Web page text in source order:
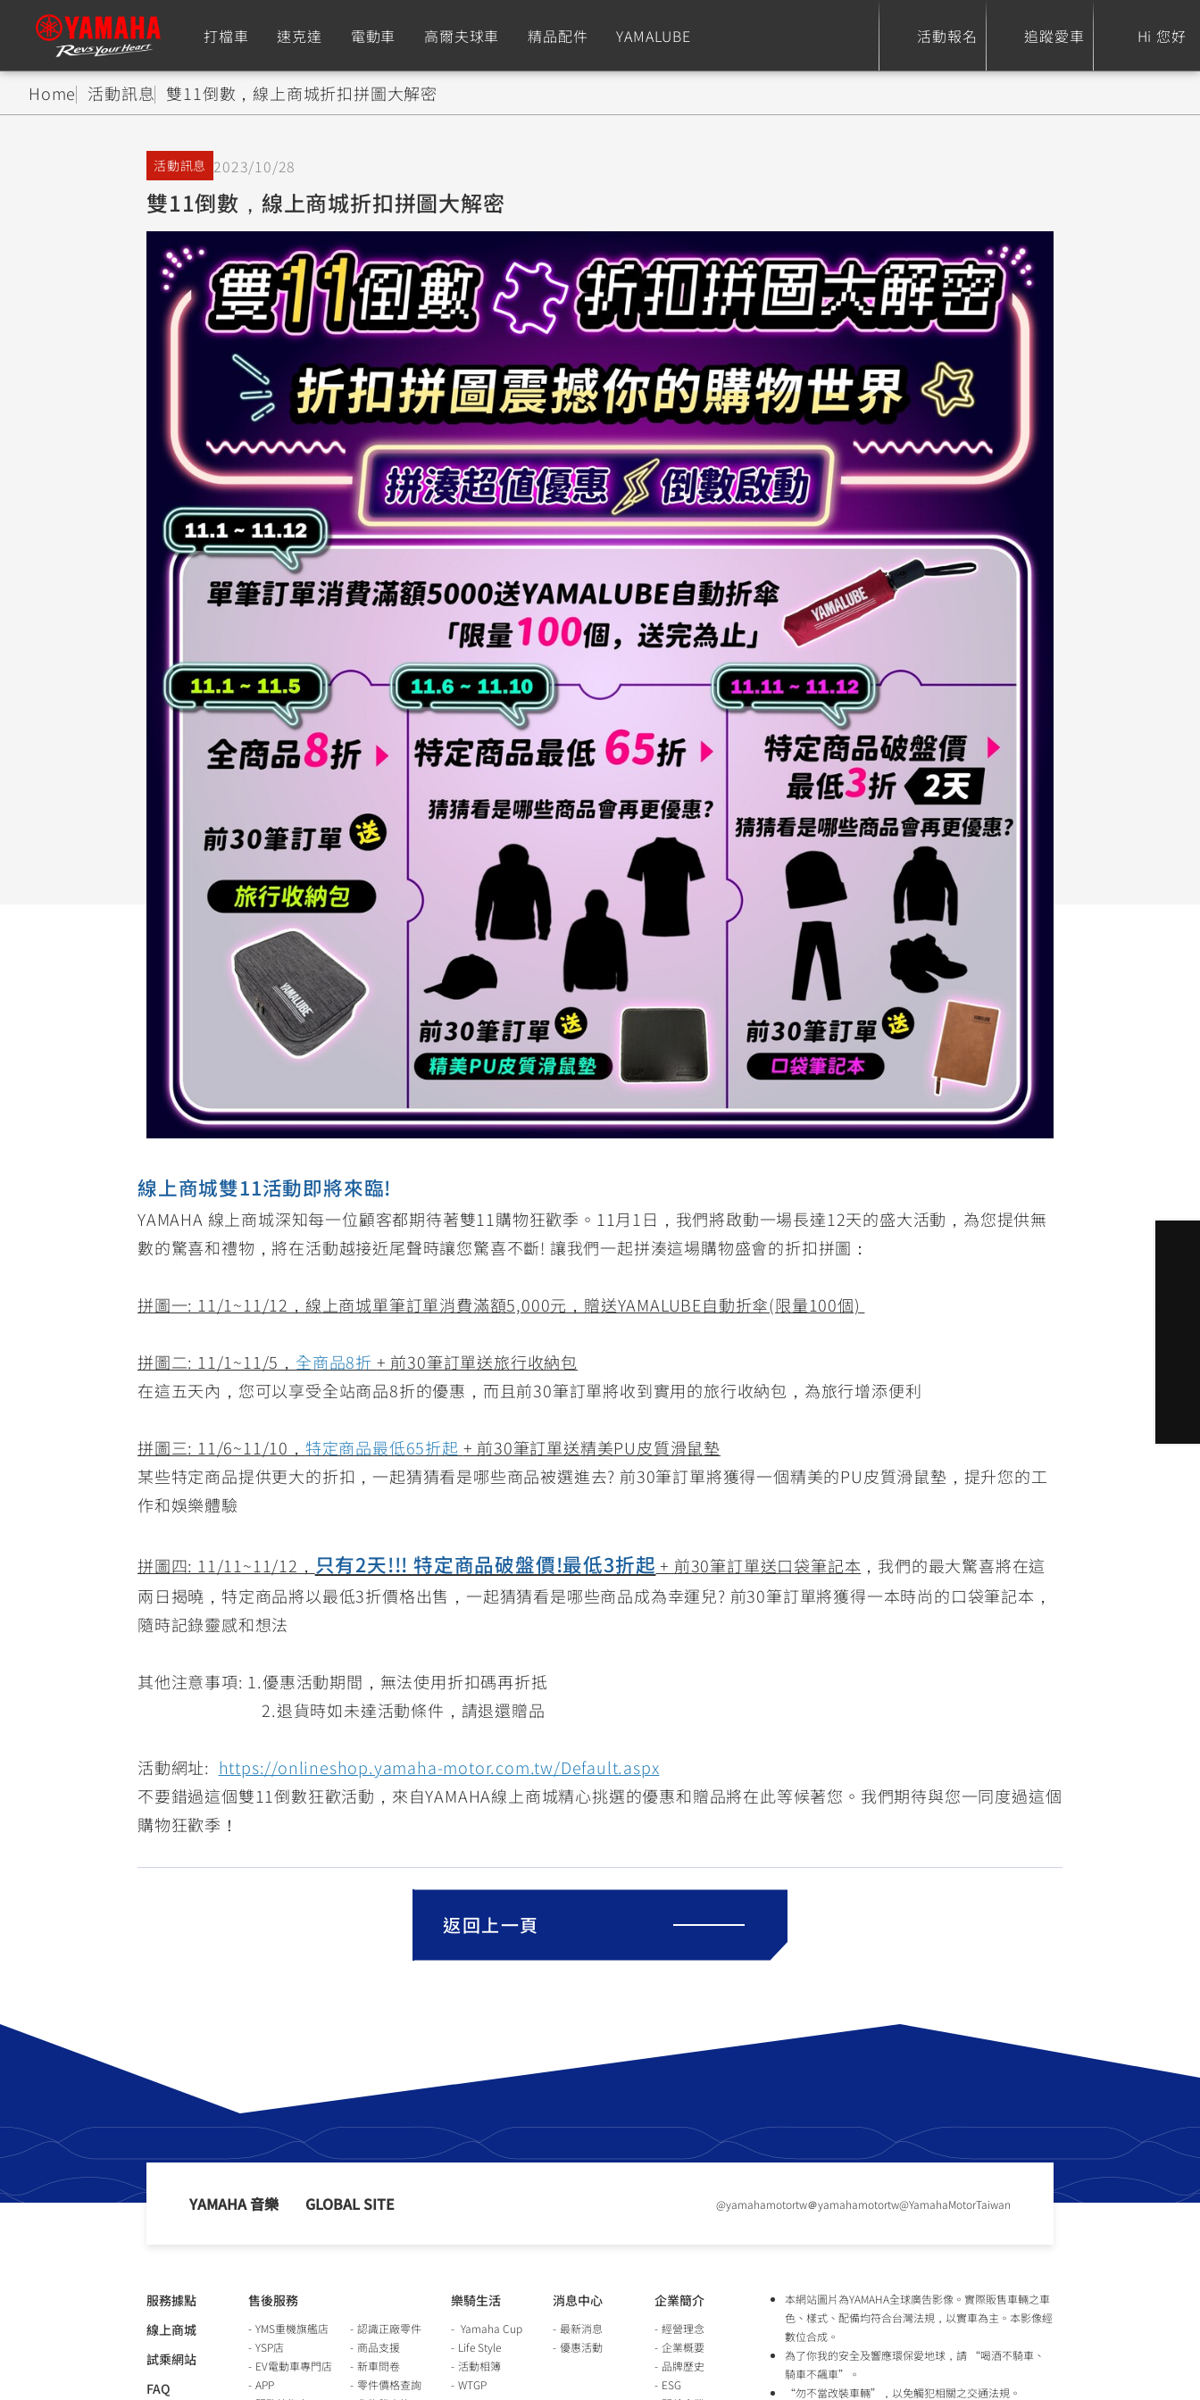
打檔車 速克達 電動車 高爾夫球車 精品配件 YAMALUBE 活動報名 追蹤愛車 Hi 您好
Super Sport
YZF-R9
YZF-R7
550+
YZF-R3
251~549
YZF-R15
150
MT-09 Y-AMT
MT-07 Y-AMT
550+
MT-07
550+
MT-03
251~549
MT-15
150
XSR 155
150
FZ-X
150
Premium
TMAX
XMAX
251~549
NMAX
150
AUGUR
150
CYGNUS XR
CYGNUS X
125
FORCE 2.0
150
RS NEO
125
Vinoora
125
PW50
50
JOG
125
追蹤愛車
我的愛車
Home 活動訊息 雙11倒數，線上商城折扣拼圖大解密
活動訊息 2023/10/28
雙11倒數，線上商城折扣拼圖大解密
線上商城雙11活動即將來臨!
YAMAHA 線上商城深知每一位顧客都期待著雙11購物狂歡季。11月1日，我們將啟動一場長達12天的盛大活動，為您提供無
數的驚喜和禮物，將在活動越接近尾聲時讓您驚喜不斷! 讓我們一起拼湊這場購物盛會的折扣拼圖：
拼圖一: 11/1~11/12，線上商城單筆訂單消費滿額5,000元，贈送YAMALUBE自動折傘(限量100個)
拼圖二: 11/1~11/5， 全商品8折 + 前30筆訂單送旅行收納包
在這五天內，您可以享受全站商品8折的優惠，而且前30筆訂單將收到實用的旅行收納包，為旅行增添便利
拼圖三: 11/6~11/10， 特定商品最低65折起 + 前30筆訂單送精美PU皮質滑鼠墊
某些特定商品提供更大的折扣，一起猜猜看是哪些商品被選進去? 前30筆訂單將獲得一個精美的PU皮質滑鼠墊，提升您的工
作和娛樂體驗
拼圖四: 11/11~11/12， 只有2天!!! 特定商品破盤價!最低3折起 + 前30筆訂單送口袋筆記本 ，我們的最大驚喜將在這
兩日揭曉，特定商品將以最低3折價格出售，一起猜猜看是哪些商品成為幸運兒? 前30筆訂單將獲得一本時尚的口袋筆記本，
隨時記錄靈感和想法
其他注意事項: 1.優惠活動期間，無法使用折扣碼再折抵
2.退貨時如未達活動條件，請退還贈品
活動網址: https://onlineshop.yamaha-motor.com.tw/Default.aspx
不要錯過這個雙11倒數狂歡活動，來自YAMAHA線上商城精心挑選的優惠和贈品將在此等候著您。我們期待與您一同度過這個
購物狂歡季！
返回上一頁
YAMAHA 音樂 GLOBAL SITE @yamahamotortw＠yamahamotortw@YamahaMotorTaiwan
服務據點
線上商城
試乘網站
FAQ
售後服務
YMS重機旗艦店
YSP店
EV電動車專門店
APP
認識正廠零件
商品支援
新車問卷
零件價格查詢
樂騎生活
Yamaha Cup
Life Style
活動相簿
WTGP
消息中心
最新消息
優惠活動
企業簡介
經營理念
企業概要
品牌歷史
ESG
本網站圖片為YAMAHA全球廣告影像。實際販售車輛之車
色、樣式、配備均符合台灣法規，以實車為主。本影像經
數位合成。
為了你我的安全及響應環保愛地球，請 “喝酒不騎車、
騎車不飆車”。
“勿不當改裝車輛”，以免觸犯相關之交通法規。